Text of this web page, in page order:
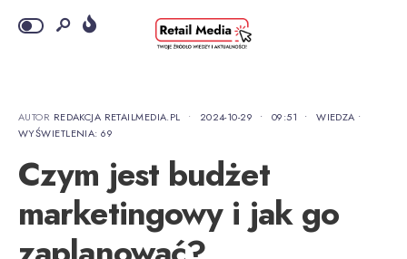
AUTOR REDAKCJA RETAILMEDIA.PL • 2024-10-29 • 09:51 • WIEDZA •
WYŚWIETLENIA: 69
Czym jest budżet
marketingowy i jak go